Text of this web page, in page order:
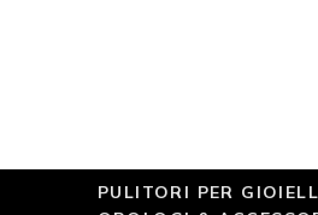
PULITORI PER